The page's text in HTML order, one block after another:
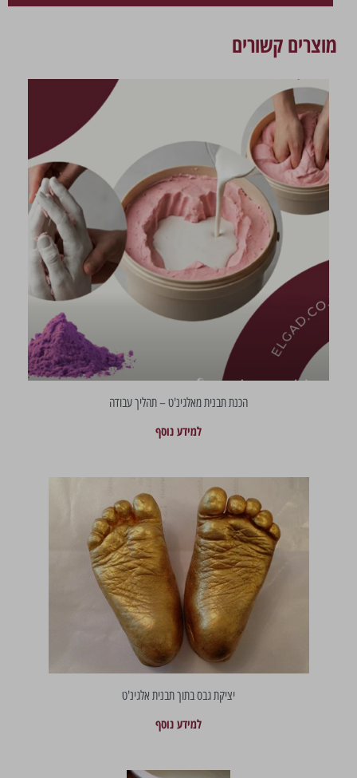
מוצרים קשורים
הכנת תבנית מאלגינ'ט – תהליך עבודה
למידע נוסף
יציקת גבס בתוך תבנית אלגינ'ט
למידע נוסף